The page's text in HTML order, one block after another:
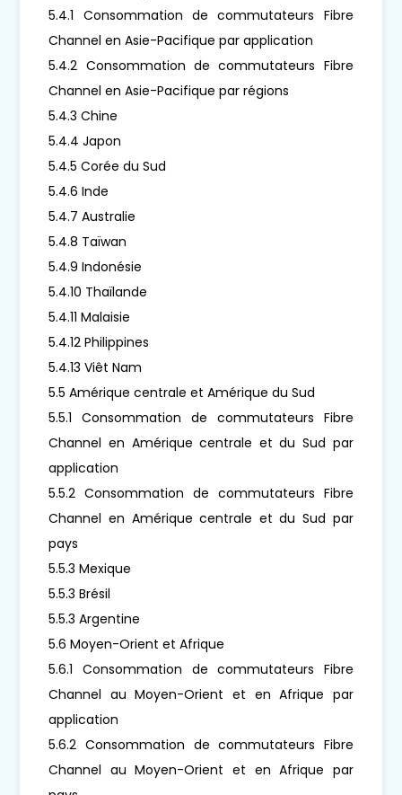
5.4.1 Consommation de commutateurs Fibre
Channel en Asie-Pacifique par application
5.4.2 Consommation de commutateurs Fibre
Channel en Asie-Pacifique par régions
5.4.3 Chine
5.4.4 Japon
5.4.5 Corée du Sud
5.4.6 Inde
5.4.7 Australie
5.4.8 Taïwan
5.4.9 Indonésie
5.4.10 Thaïlande
5.4.11 Malaisie
5.4.12 Philippines
5.4.13 Viêt Nam
5.5 Amérique centrale et Amérique du Sud
5.5.1 Consommation de commutateurs Fibre
Channel en Amérique centrale et du Sud par
application
5.5.2 Consommation de commutateurs Fibre
Channel en Amérique centrale et du Sud par
pays
5.5.3 Mexique
5.5.3 Brésil
5.5.3 Argentine
5.6 Moyen-Orient et Afrique
5.6.1 Consommation de commutateurs Fibre
Channel au Moyen-Orient et en Afrique par
application
5.6.2 Consommation de commutateurs Fibre
Channel au Moyen-Orient et en Afrique par